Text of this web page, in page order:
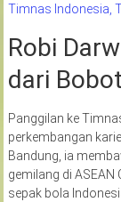
Timnas Indonesia,
Robi
dari
Panggilan ke
perkembangan
Bandung, ia
gemilang di ASEAN
sepak bola